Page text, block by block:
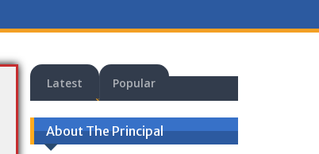
Latest Popular
About The Principal